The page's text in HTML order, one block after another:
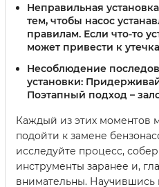
Неправильная
тем, чтобы насос
правилам. Если что-то
может привести к
Несоблюдение
установки:
Поэтапный подход –
Каждый из этих моментов
подойти к замене
исследуйте процесс,
инструменты заранее и,
внимательны. Научившись